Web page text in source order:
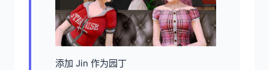
添加 Jin 作为园丁